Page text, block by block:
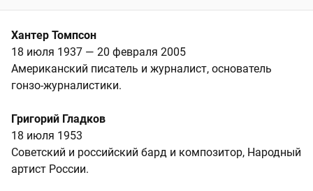
Хантер Томпсон
18 июля 1937 — 20 февраля 2005
Американский писатель и журналист, основатель
гонзо-журналистики.
Григорий Гладков
18 июля 1953
Советский и российский бард и композитор, Народный
артист России.